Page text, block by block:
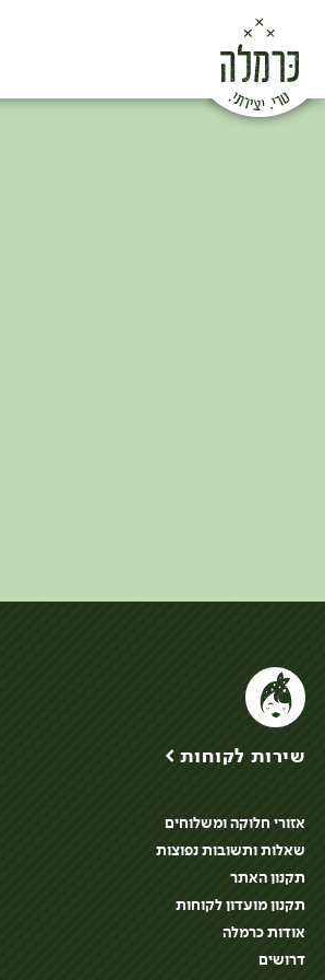
שירות לקוחות >
אזורי חלוקה ומשלוחים
שאלות ותשובות נפוצות
תקנון האתר
תקנון מועדון לקוחות
אודות כרמלה
דרושים